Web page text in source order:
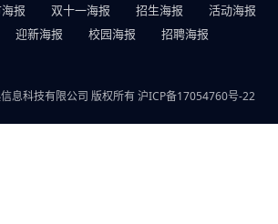
报 双十一海报 招生海报
活动海报
迎新海报 校园海报
招聘海报
息科技有限公司 版权所有沪ICP备17054760号-22